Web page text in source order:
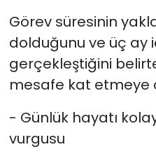
Görev süresinin
dolduğunu ve üç ay
gerçekleştiğini
mesafe kat etmeye
- Günlük hayatı
vurgusu